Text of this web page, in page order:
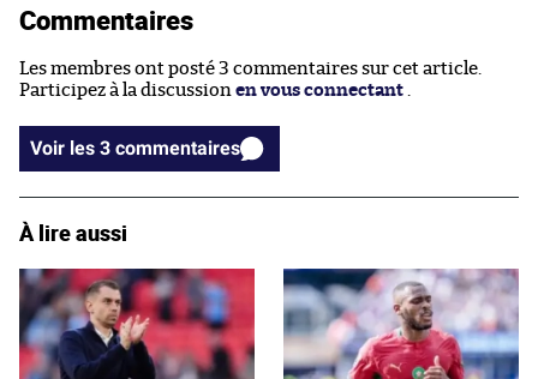
Commentaires
Les membres ont posté 3 commentaires sur cet article.
Participez à la discussion en vous connectant .
Voir les 3 commentaires
À lire aussi